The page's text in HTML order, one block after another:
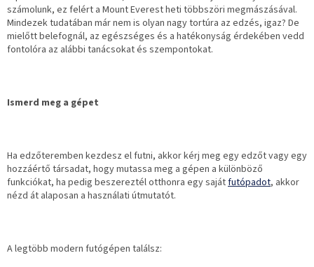
számolunk, ez felért a Mount Everest heti többszöri megmászásával.
Mindezek tudatában már nem is olyan nagy tortúra az edzés, igaz? De
mielőtt belefognál, az egészséges és a hatékonyság érdekében vedd
fontolóra az alábbi tanácsokat és szempontokat.
Ismerd meg a gépet
Ha edzőteremben kezdesz el futni, akkor kérj meg egy edzőt vagy egy
hozzáértő társadat, hogy mutassa meg a gépen a különböző
funkciókat, ha pedig beszereztél otthonra egy sajátfutópadot, akkor
nézd át alaposan a használati útmutatót.
A legtöbb modern futógépen találsz: